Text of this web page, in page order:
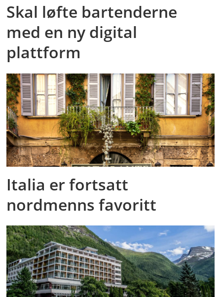
Skal løfte bartenderne
med en ny digital
plattform
Italia er fortsatt
nordmenns favoritt